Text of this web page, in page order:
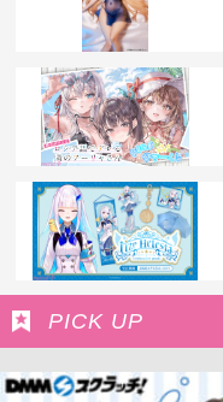
PICK UP